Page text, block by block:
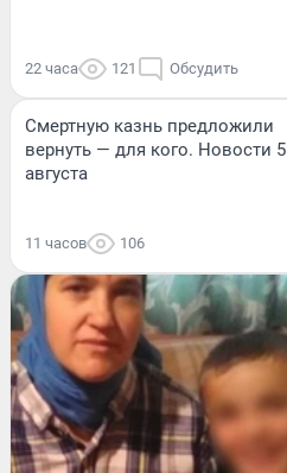
22 часа 121 Обсудить
Смертную казнь предложили
вернуть — для кого. Новости 5
августа
11 часов 106